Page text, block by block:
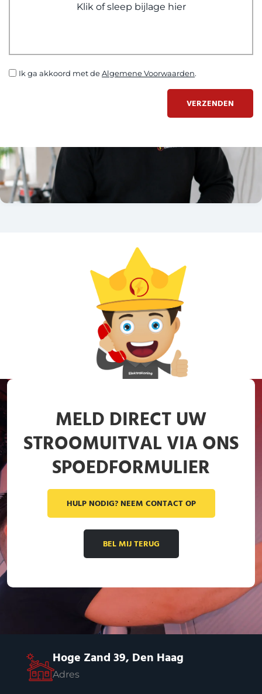
Klik of sleep bijlage hier
Ik ga akkoord met deAlgemene Voorwaarden.
VERZENDEN
MELD DIRECT UW
STROOMUITVAL VIA ONS
SPOEDFORMULIER
HULP NODIG? NEEM CONTACT OP
BEL MIJ TERUG
Hoge Zand 39, Den Haag
Adres